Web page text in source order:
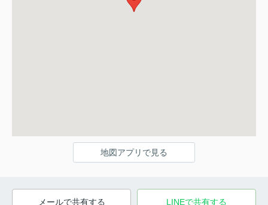
地図アプリで見る
メールで共有する LINEで共有する